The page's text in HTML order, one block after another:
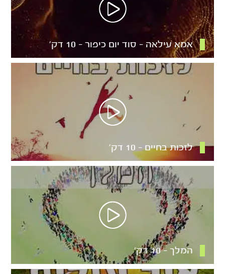
אמא עילאה – סוד יום כיפור – 10 דק’
לזכות בחיים – 10 דק’
המלך – 10 דק’